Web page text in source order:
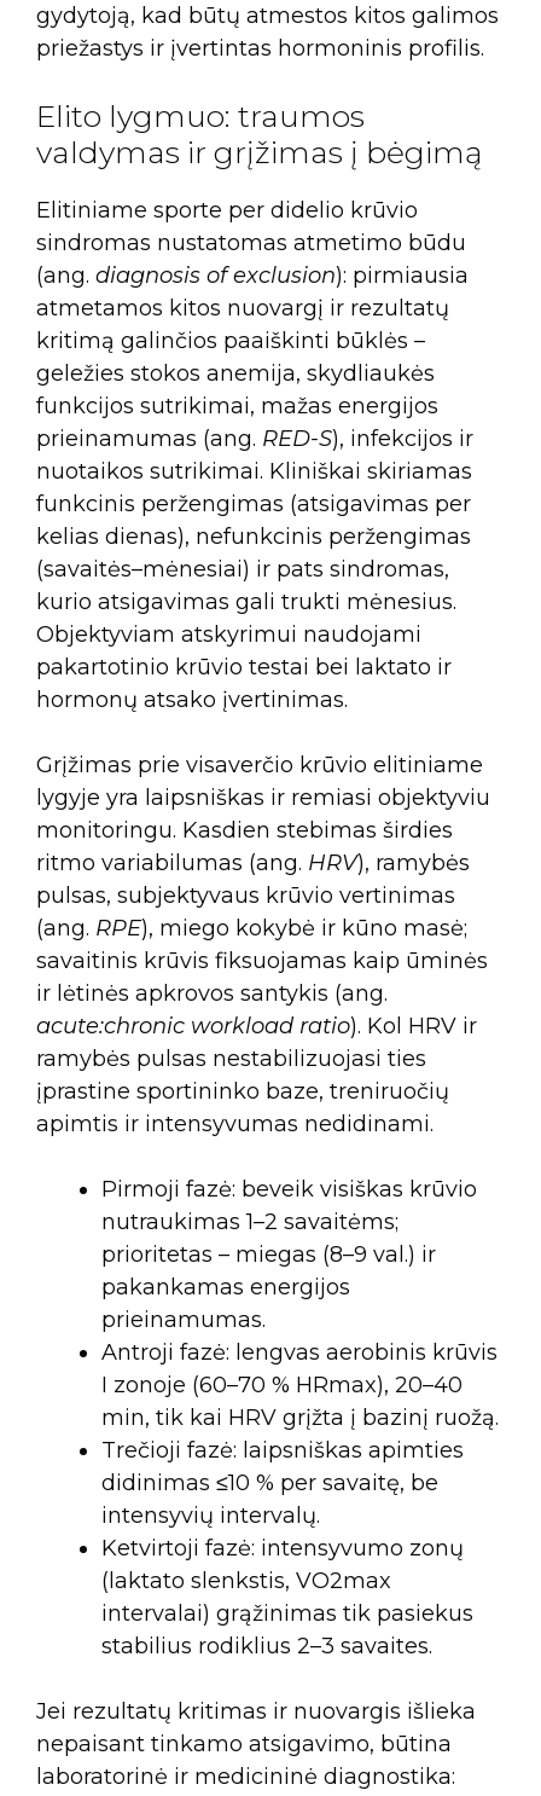
gydytoją, kad būtų atmestos kitos galimos
priežastys ir įvertintas hormoninis profilis.
Elito lygmuo: traumos
valdymas ir grįžimas į bėgimą
Elitiniame sporte per didelio krūvio
sindromas nustatomas atmetimo būdu
(ang. diagnosis of exclusion): pirmiausia
atmetamos kitos nuovargį ir rezultatų
kritimą galinčios paaiškinti būklės –
geležies stokos anemija, skydliaukės
funkcijos sutrikimai, mažas energijos
prieinamumas (ang. RED-S), infekcijos ir
nuotaikos sutrikimai. Kliniškai skiriamas
funkcinis peržengimas (atsigavimas per
kelias dienas), nefunkcinis peržengimas
(savaitės–mėnesiai) ir pats sindromas,
kurio atsigavimas gali trukti mėnesius.
Objektyviam atskyrimui naudojami
pakartotinio krūvio testai bei laktato ir
hormonų atsako įvertinimas.
Grįžimas prie visaverčio krūvio elitiniame
lygyje yra laipsniškas ir remiasi objektyviu
monitoringu. Kasdien stebimas širdies
ritmo variabilumas (ang. HRV), ramybės
pulsas, subjektyvaus krūvio vertinimas
(ang. RPE), miego kokybė ir kūno masė;
savaitinis krūvis fiksuojamas kaip ūminės
ir lėtinės apkrovos santykis (ang.
acute:chronic workload ratio). Kol HRV ir
ramybės pulsas nestabilizuojasi ties
įprastine sportininko baze, treniruočių
apimtis ir intensyvumas nedidinami.
Pirmoji fazė: beveik visiškas krūvio
nutraukimas 1–2 savaitėms;
prioritetas – miegas (8–9 val.) ir
pakankamas energijos
prieinamumas.
Antroji fazė: lengvas aerobinis krūvis
I zonoje (60–70 % HRmax), 20–40
min, tik kai HRV grįžta į bazinį ruožą.
Trečioji fazė: laipsniškas apimties
didinimas ≤10 % per savaitę, be
intensyvių intervalų.
Ketvirtoji fazė: intensyvumo zonų
(laktato slenkstis, VO2max
intervalai) grąžinimas tik pasiekus
stabilius rodiklius 2–3 savaites.
Jei rezultatų kritimas ir nuovargis išlieka
nepaisant tinkamo atsigavimo, būtina
laboratorinė ir medicininė diagnostika: